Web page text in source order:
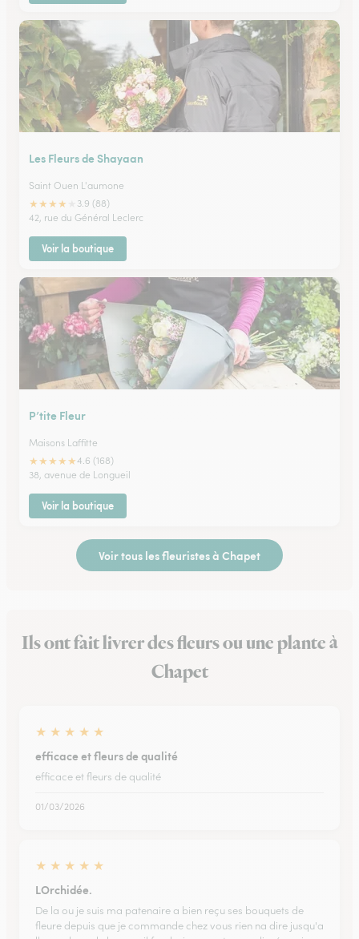
Les Fleurs de Shayaan
Saint Ouen L'aumone
★★★★
3.9 (88)
42, rue du Général Leclerc
Voir la boutique
P’tite Fleur
Maisons Laffitte
★★★★★4.6 (168)
38, avenue de Longueil
Voir la boutique
Voir tous les fleuristes à Chapet
Ils ont fait livrer des fleurs ou une plante à
Chapet
★ ★ ★ ★ ★
efficace et fleurs de qualité
efficace et fleurs de qualité
01/03/2026
★ ★ ★ ★ ★
LOrchidée.
De la ou je suis ma patenaire a bien reçu ses bouquets de
fleure depuis que je commande chez vous rien na dire jusqu'a